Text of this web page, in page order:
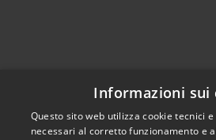
Informazioni sui
Questo sito web utilizza cookie tecnici
necessari al corretto funzionamento e